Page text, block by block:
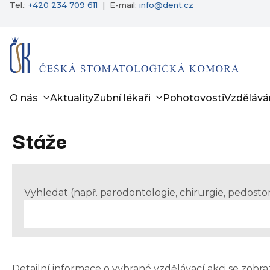
Tel.: +420 234 709 611 | E-mail: info@dent.cz
O nás AktualityZubní lékaři Pohotovosti
Stáže
Vyhledat (např. parodontologie, chirurgie,